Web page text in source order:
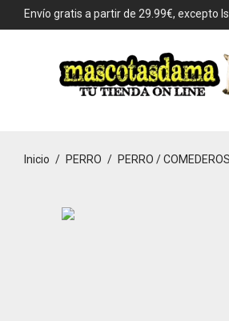
Envío gratis a partir de 29.99€, excepto
Inicio / PERRO / PERRO /